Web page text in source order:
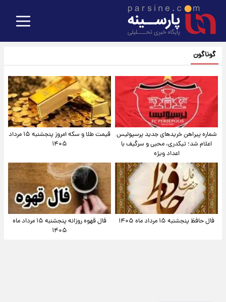
گوناگون
شماره پیراهن خریدهای جدید پرسپولیس
اعلام شد؛ تیکدری، محبی و سرگیف با
اعداد ویژه
قیمت طلا و سکه امروز پنجشنبه ۱۵ مرداد
۱۴۰۵
فال حافظ پنجشنبه ۱۵ مرداد ماه ۱۴۰۵
فال قهوه روزانه پنجشنبه ۱۵ مرداد ماه
۱۴۰۵